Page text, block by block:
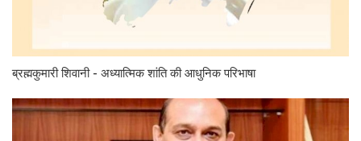
ब्रह्मकुमारी शिवानी - अध्यात्मिक शांति की आधुनिक परिभाषा